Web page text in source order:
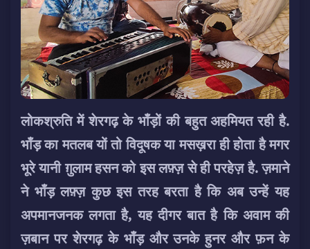
लोकश्रुति में शेरगढ़ के भाँड़ों की बहुत अहमियत रही है.
भाँड़ का मतलब यों तो विदूषक या मसख़रा ही होता है मगर
भूरे यानी ग़ुलाम हसन को इस लफ़्ज़ से ही परहेज़ है. ज़माने
ने भाँड़ लफ़्ज़ कुछ इस तरह बरता है कि अब उन्हें यह
अपमानजनक लगता है, यह दीगर बात है कि अवाम की
ज़बान पर शेरगढ़ के भाँड़ और उनके हुनर और फ़न के